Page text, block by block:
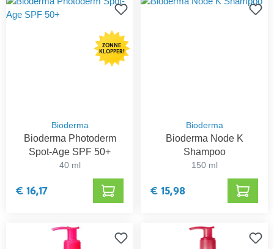
ZONNE
KLOPPER!
Bioderma
Bioderma Photoderm
Spot-Age SPF 50+
40 ml
€ 16,17
Bioderma
Bioderma Node K
Shampoo
150 ml
€ 15,98